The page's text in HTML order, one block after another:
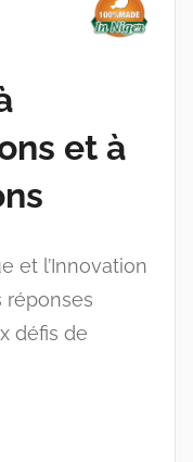
et à
et l’Innovation
défis de